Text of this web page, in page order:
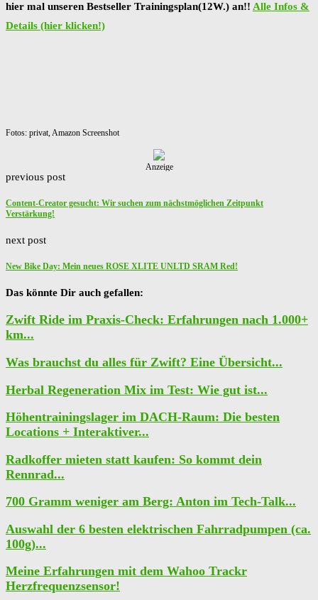
hier mal unseren Bestseller Trainingsplan(12W.) an!! Alle Infos &
Details (hier klicken!)
Fotos: privat, Amazon Screenshot
Anzeige
previous post
Content-Creator gesucht: Wir suchen zum nächstmöglichen Zeitpunkt
Verstärkung!
next post
New Bike Day: Mein neues ROSE XLITE UNLTD SRAM Red!
Das könnte Dir auch gefallen:
Zwift Ride im Praxis-Check: Erfahrungen nach 1.000+
km...
Was brauchst du alles für Zwift? Eine Übersicht...
Herbal Regeneration Mix im Test: Wie gut ist...
Höhentrainingslager im DACH-Raum: Die besten
Locations + Interaktiver...
Radkoffer mieten statt kaufen: So kommt dein
Rennrad...
700 Gramm weniger am Berg: Anton im Tech-Talk...
Auswahl der 6 besten elektrischen Fahrradpumpen (ca.
100g)...
Meine Erfahrungen mit dem Wahoo Trackr
Herzfrequenzsensor!